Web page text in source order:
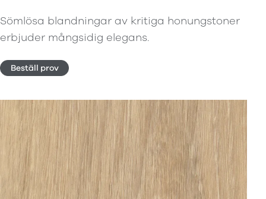
Sömlösa blandningar av kritiga honungstoner
erbjuder mångsidig elegans.
Beställ prov